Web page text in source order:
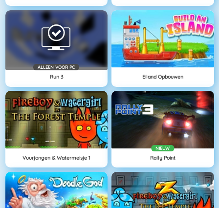
ALLEEN VOOR PC
Run 3 Eiland Opbouwen
Vuurjongen & Watermeisje 1
NIEUW
Rally Point